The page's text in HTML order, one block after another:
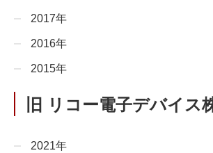
2017年
2016年
2015年
旧 リコー電子デバイス
2021年